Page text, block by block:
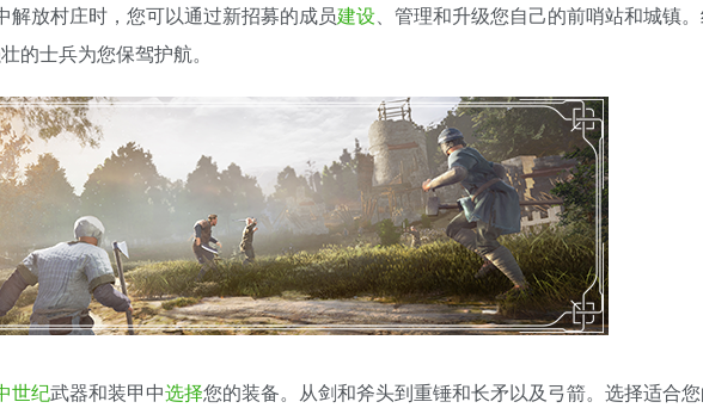
解放村庄时，您可以通过新招募的成员建设、管理和升级您自己的前哨站和城镇
的士兵为您保驾护航。
世纪武器和装甲中选择您的装备。从剑和斧头到重锤和长矛以及弓箭。选择适合